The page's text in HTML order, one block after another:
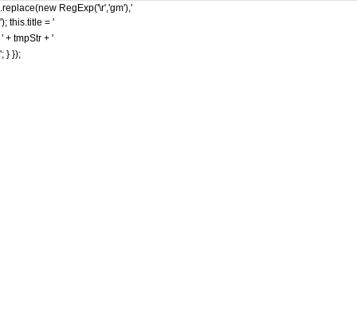
.replace(new RegExp('\r','gm'),'
'); this.title = '
' + tmpStr + '
'; } });